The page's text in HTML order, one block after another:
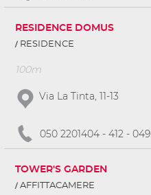
RESIDENCE DOMUS
RESIDENCE
100m
Via La Tinta, 11-13
050 2201404 - 412 - 049
TOWER'S GARDEN
AFFITTACAMERE